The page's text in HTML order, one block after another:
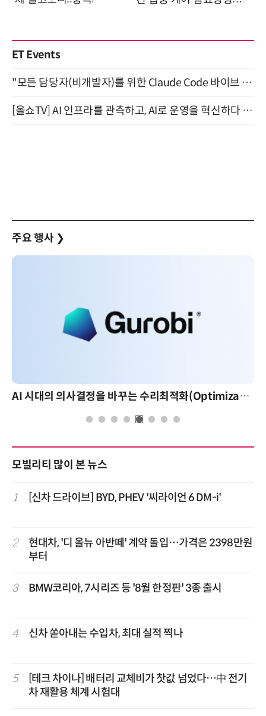
ET Events
"모든 담당자(비개발자)를 위한 Claude Code 바이브 코딩 2-day 부트캠프" 9월 16~17일 개최
[올쇼TV] AI 인프라를 관측하고, AI로 운영을 혁신하다 (8월 11일 생방송)
주요 행사 ❯
AI 시대의 의사결정을 바꾸는 수리최적화(Optimization): 실제 산업 적용 사례와 활용 전략
모빌리티 많이 본 뉴스
1 [신차 드라이브] BYD, PHEV '씨라이언 6 DM-i'
2
현대차, '디 올뉴 아반떼' 계약 돌입…가격은 2398만원
부터
3 BMW코리아, 7시리즈 등 '8월 한정판' 3종 출시
4 신차 쏟아내는 수입차, 최대 실적 찍나
5
[테크 차이나] 배터리 교체비가 찻값 넘었다…中 전기
차 재활용 체계 시험대